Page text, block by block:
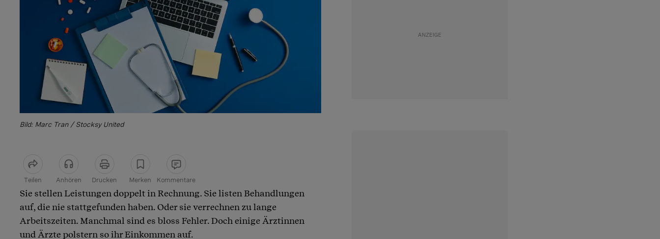
Bild: Marc Tran / Stocksy United
Teilen Anhören Drucken Merken Kommentare
Artikel teilen
Sie stellen Leistungen doppelt in Rechnung. Sie listen Behandlungen
auf, die nie stattgefunden haben. Oder sie verrechnen zu lange
Arbeitszeiten. Manchmal sind es bloss Fehler. Doch einige Ärztinnen
und Ärzte polstern so ihr Einkommen auf.